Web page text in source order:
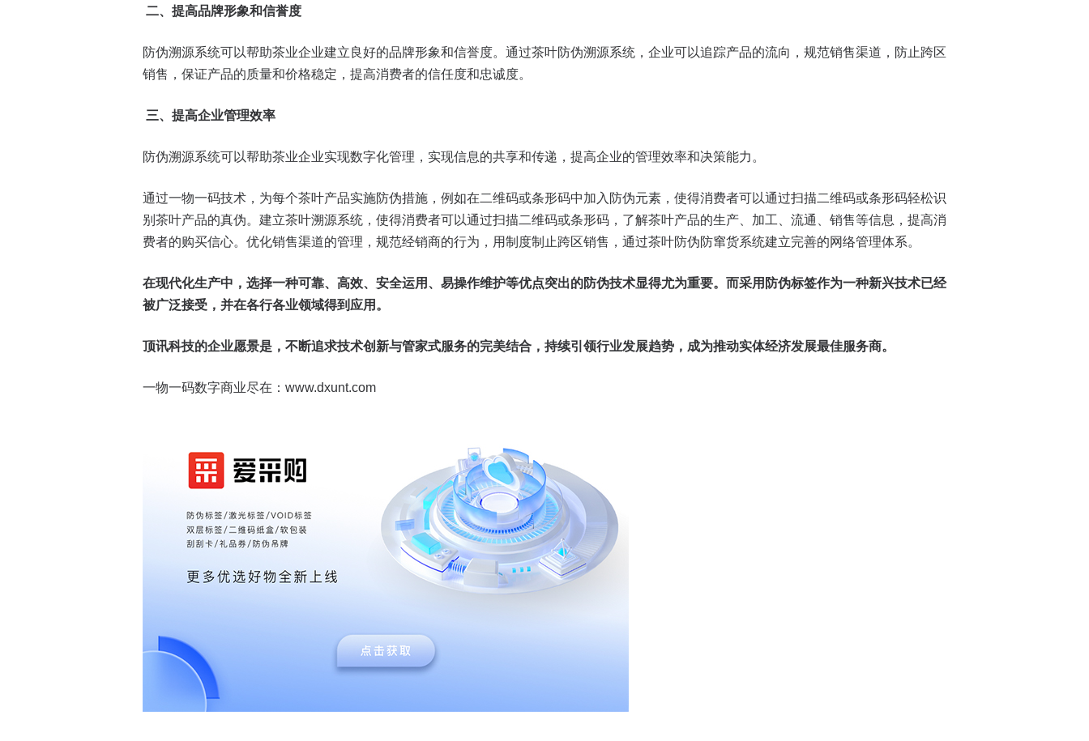
二、 提高品牌形象和信誉度
防伪溯源系统可以帮助茶业企业建立良好的品牌形象和信誉度。通过茶叶防伪溯源系统，企业可以追踪产品的流向，规范销售渠道，防止跨区
销售，保证产品的质量和价格稳定，提高消费者的信任度和忠诚度。
三、 提高企业管理效率
防伪溯源系统可以帮助茶业企业实现数字化管理，实现信息的共享和传递，提高企业的管理效率和决策能力。
通过一物一码技术，为每个茶叶产品实施防伪措施，例如在二维码或条形码中加入防伪元素，使得消费者可以通过扫描二维码或条形码轻松识
别茶叶产品的真伪。建立茶叶溯源系统，使得消费者可以通过扫描二维码或条形码，了解茶叶产品的生产、加工、流通、销售等信息，提高消
费者的购买信心。优化销售渠道的管理，规范经销商的行为，用制度制止跨区销售，通过茶叶防伪防窜货系统建立完善的网络管理体系。
在现代化生产中，选择一种可靠、高效、安全运用、易操作维护等优点突出的防伪技术显得尤为重要。而采用防伪标签作为一种新兴技术已经
被广泛接受，并在各行各业领域得到应用。
顶讯科技的企业愿景是，不断追求技术创新与管家式服务的完美结合，持续引领行业发展趋势，成为推动实体经济发展最佳服务商。
一物一码数字商业尽在：www.dxunt.com